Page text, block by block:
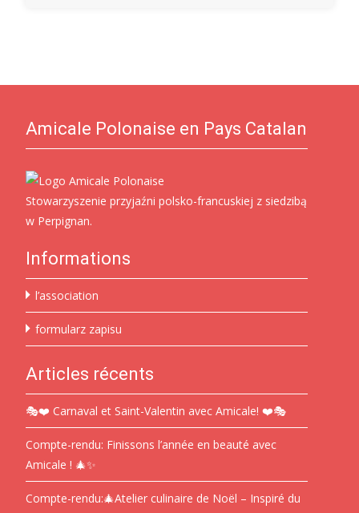
Amicale Polonaise en Pays Catalan
Stowarzyszenie przyjaźni polsko-francuskiej z siedzibą
w Perpignan.
Informations
l’association
formularz zapisu
Articles récents
🎭❤️ Carnaval et Saint-Valentin avec Amicale! ❤️🎭
Compte-rendu: Finissons l’année en beauté avec
Amicale ! 🎄✨
Compte-rendu:🎄Atelier culinaire de Noël – Inspiré du